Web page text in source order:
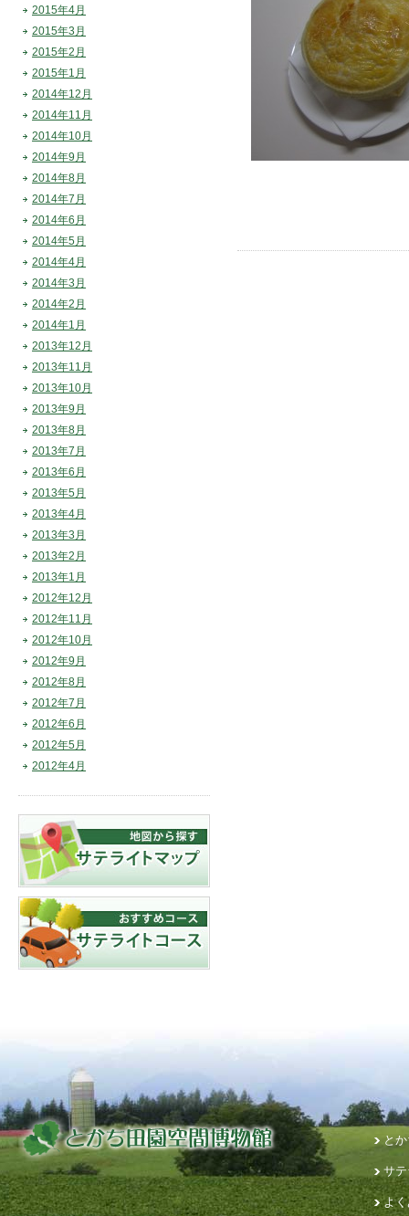
2015年4月
2015年3月
2015年2月
2015年1月
2014年12月
2014年11月
2014年10月
2014年9月
2014年8月
2014年7月
2014年6月
2014年5月
2014年4月
2014年3月
2014年2月
2014年1月
2013年12月
2013年11月
2013年10月
2013年9月
2013年8月
2013年7月
2013年6月
2013年5月
2013年4月
2013年3月
2013年2月
2013年1月
2012年12月
2012年11月
2012年10月
2012年9月
2012年8月
2012年7月
2012年6月
2012年5月
2012年4月
と
サ
よ